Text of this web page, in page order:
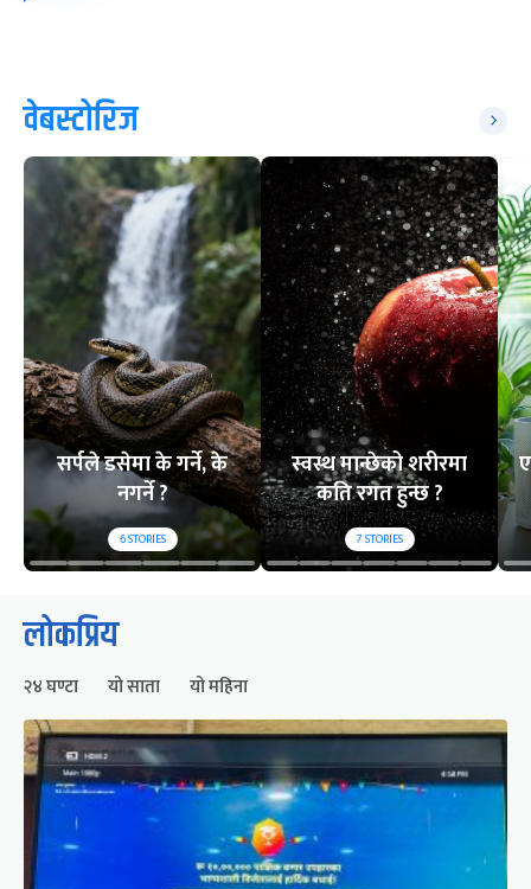
वेबस्टोरिज
सर्पले डसेमा के गर्ने, के
नगर्ने ?
6STORIES
स्वस्थ मान्छेको शरीरमा
कति रगत हुन्छ ?
7STORIES
लोकप्रिय
२४ घण्टा यो साता यो महिना